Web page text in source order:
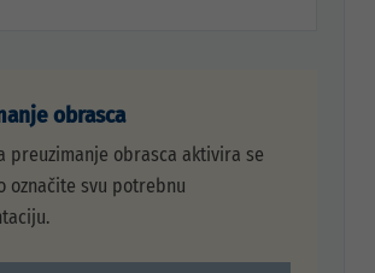
obrasca
preuzimanje obrasca aktivira se
označite svu potrebnu